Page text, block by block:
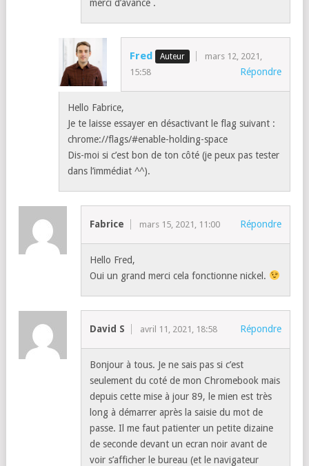
merci d’avance .
Fred
mars 12, 2021,
15:58
Répondre
Hello Fabrice,
Je te laisse essayer en désactivant le flag suivant :
chrome://flags/#enable-holding-space
Dis-moi si c’est bon de ton côté (je peux pas tester
dans l’immédiat ^^).
Fabrice mars 15, 2021, 11:00 Répondre
Hello Fred,
Oui un grand merci cela fonctionne nickel.
David S avril 11, 2021, 18:58 Répondre
Bonjour à tous. Je ne sais pas si c’est
seulement du coté de mon Chromebook mais
depuis cette mise à jour 89, le mien est très
long à démarrer après la saisie du mot de
passe. Il me faut patienter un petite dizaine
de seconde devant un ecran noir avant de
voir s’afficher le bureau (et le navigateur